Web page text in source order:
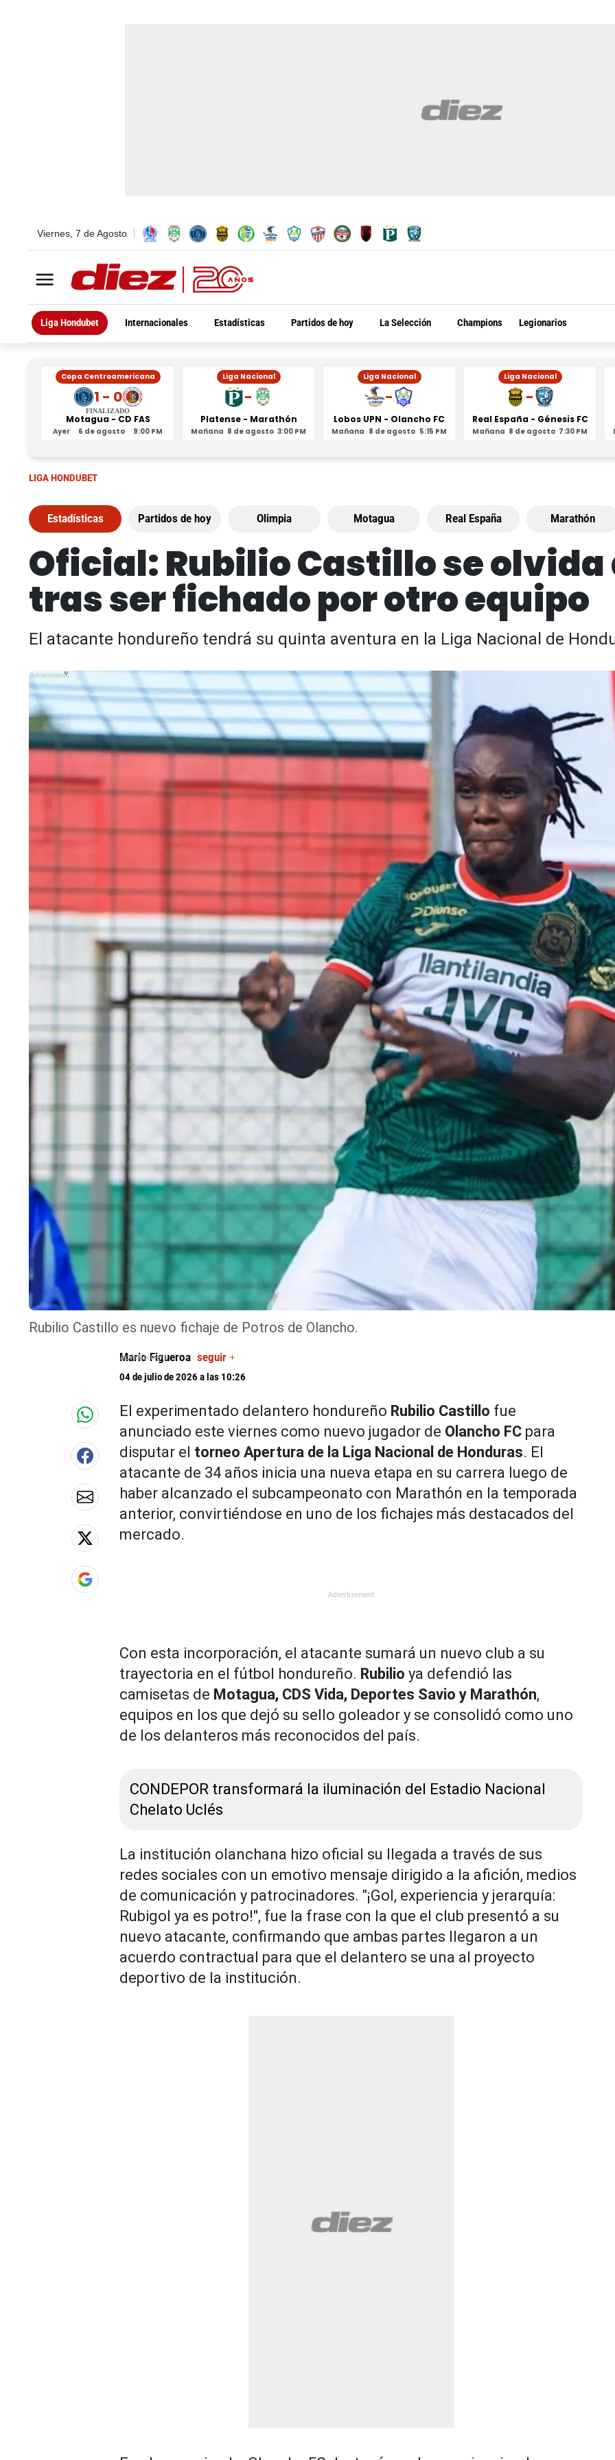
Viernes, 7 de Agosto
Liga Hondubet Internacionales Estadísticas Partidos de hoy La Selección Champions Legionarios
Copa Centroamericana
1 - 0
FINALIZADO
Motagua - CD FAS
Ayer 6 de agosto 9:00 PM
Liga Nacional
-
Platense - Marathón
Mañana 8 de agosto 3:00 PM
Liga Nacional
-
Lobos UPN - Olancho FC
Mañana 8 de agosto 5:15 PM
Liga Nacional
-
Real España - Génesis FC
Mañana 8 de agosto 7:30 PM
LIGA HONDUBET
Estadísticas Partidos de hoy Olimpia Motagua Real España Marathón
Oficial: Rubilio Castillo se
tras ser fichado por otro equipo
El atacante hondureño tendrá su quinta aventura en la Liga Nacional de
Rubilio Castillo es nuevo fichaje de Potros de Olancho.
X
X
Mario Figueroa seguir +
04 de julio de 2026 a las 10:26
El experimentado delantero hondureño Rubilio Castillo fue
anunciado este viernes como nuevo jugador de Olancho FC para
disputar el torneo Apertura de la Liga Nacional de Honduras. El
atacante de 34 años inicia una nueva etapa en su carrera luego de
haber alcanzado el subcampeonato con Marathón en la temporada
anterior, convirtiéndose en uno de los fichajes más destacados del
mercado.
Con esta incorporación, el atacante sumará un nuevo club a su
trayectoria en el fútbol hondureño. Rubilio ya defendió las
camisetas de Motagua, CDS Vida, Deportes Savio y Marathón,
equipos en los que dejó su sello goleador y se consolidó como uno
de los delanteros más reconocidos del país.
CONDEPOR transformará la iluminación del Estadio Nacional
Chelato Uclés
La institución olanchana hizo oficial su llegada a través de sus
redes sociales con un emotivo mensaje dirigido a la afición, medios
de comunicación y patrocinadores. "¡Gol, experiencia y jerarquía:
Rubigol ya es potro!", fue la frase con la que el club presentó a su
nuevo atacante, confirmando que ambas partes llegaron a un
acuerdo contractual para que el delantero se una al proyecto
deportivo de la institución.